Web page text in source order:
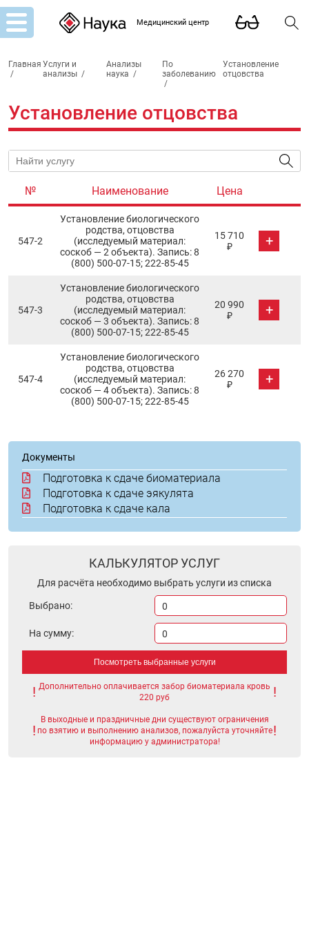
Медицинский центр
Главная
/
Услуги и
анализы /
Анализы
наука /
По
заболеванию
/
Установление
отцовства
Установление отцовства
№ Наименование Цена
547-2
Установление биологического
родства, отцовства
(исследуемый материал:
соскоб — 2 объекта). Запись: 8
(800) 500-07-15; 222-85-45
15 710
₽
+
547-3
Установление биологического
родства, отцовства
(исследуемый материал:
соскоб — 3 объекта). Запись: 8
(800) 500-07-15; 222-85-45
20 990
₽
+
547-4
Установление биологического
родства, отцовства
(исследуемый материал:
соскоб — 4 объекта). Запись: 8
(800) 500-07-15; 222-85-45
26 270
₽
+
Документы
Подготовка к сдаче биоматериала
Подготовка к сдаче эякулята
Подготовка к сдаче кала
КАЛЬКУЛЯТОР УСЛУГ
Для расчёта необходимо выбрать услуги из списка
Выбрано: 0
На сумму: 0
Посмотреть выбранные услуги
Дополнительно оплачивается забор биоматериала кровь
220 руб
В выходные и праздничные дни существуют ограничения
по взятию и выполнению анализов, пожалуйста уточняйте
информацию у администратора!